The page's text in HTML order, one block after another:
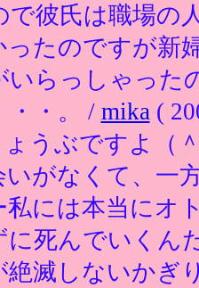
で彼氏は職場の
ったのですが新
いらっしゃった
・・。 / mika (
うぶですよ（
いがなくて、一
私には本当にオ
に死んでいくん
絶滅しないかぎ